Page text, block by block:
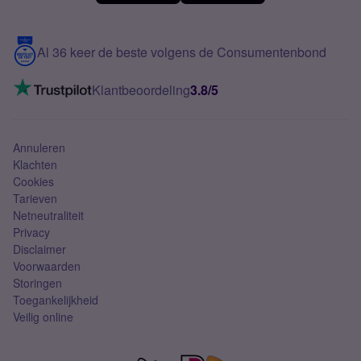
Meerdere nummers
5G internet
Mobiel internet
Mobiel abonnement
Contact
VoLTE 4G bellen
Al 36 keer de beste volgens de Consumentenbond
Klantbeoordeling3.8/5
Annuleren
Klachten
Cookies
Tarieven
Netneutraliteit
Privacy
Disclaimer
Voorwaarden
Storingen
Toegankelijkheid
Veilig online